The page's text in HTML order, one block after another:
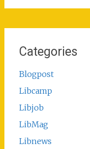
Categories
Blogpost
Libcamp
Libjob
LibMag
Libnews